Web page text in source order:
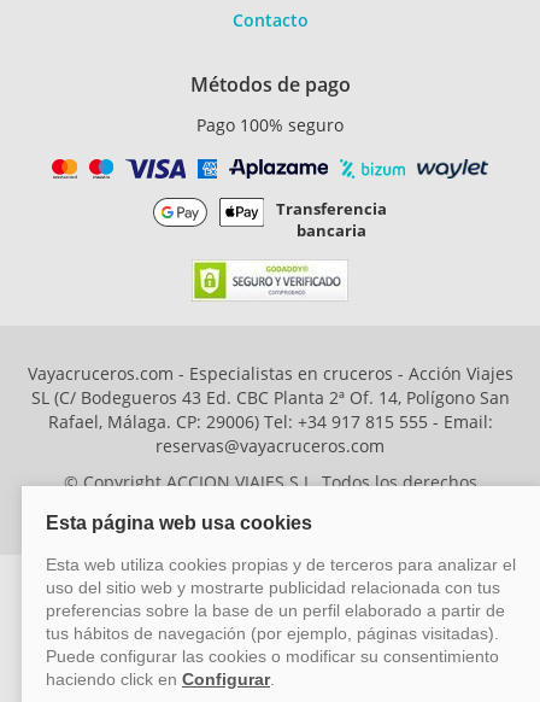
Contacto
Métodos de pago
Pago 100% seguro
Transferencia
bancaria
Vayacruceros.com - Especialistas en cruceros - Acción Viajes
SL (C/ Bodegueros 43 Ed. CBC Planta 2ª Of. 14, Polígono San
Rafael, Málaga. CP: 29006) Tel: +34 917 815 555 - Email:
reservas@vayacruceros.com
© Copyright ACCION VIAJES S.L. Todos los derechos
ACCION VIAJES SL ha sido beneficiaria del Fondo Europeo de Desarrollo